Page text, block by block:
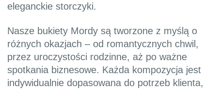
eleganckie storczyki.
Nasze bukiety Mordy są tworzone z myślą o
różnych okazjach – od romantycznych chwil,
przez uroczystości rodzinne, aż po ważne
spotkania biznesowe. Każda kompozycja jest
indywidualnie dopasowana do potrzeb klienta,